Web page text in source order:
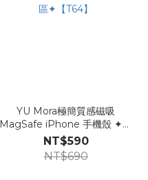
YU Mora極簡質感磁吸
MagSafe iPhone 手機殼 ✦加
價購 J/arch.雲朵毛絨手腕繩專
區✦【T64】
NT$590
NT$690